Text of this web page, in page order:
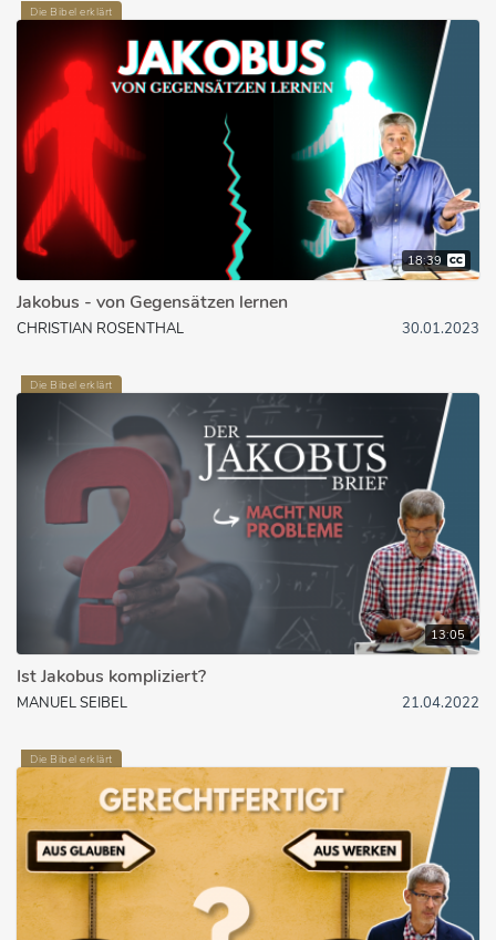
Die Bibel erklärt
18:39
Jakobus - von Gegensätzen lernen
CHRISTIAN ROSENTHAL 30.01.2023
Die Bibel erklärt
13:05
Ist Jakobus kompliziert?
MANUEL SEIBEL 21.04.2022
Die Bibel erklärt